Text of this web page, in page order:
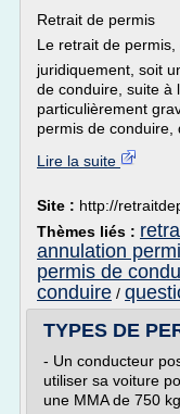
Retrait de permis
Le retrait de permis,
juridiquement, soit
de conduire, suite à
particulièrement
permis de conduire,
Lire la suite
Site : http://
Thèmes liés :
annulation
permis de
conduire /
TYPES DE
- Un conducteur
utiliser sa voiture
une MMA de 750 kg.